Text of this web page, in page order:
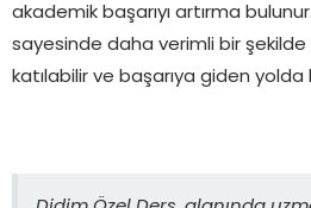
akademik başarıyı artırma
sayesinde daha verimli bir
katılabilir ve başarıya giden yolda